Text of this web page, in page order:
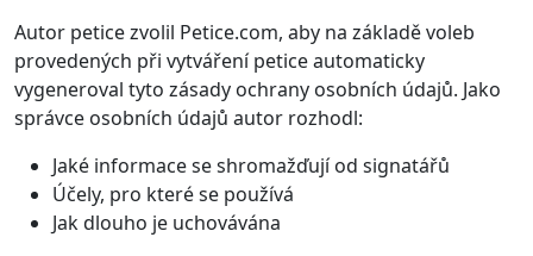
Autor petice zvolil Petice.com, aby na základě voleb
provedených při vytváření petice automaticky
vygeneroval tyto zásady ochrany osobních údajů. Jako
správce osobních údajů autor rozhodl:
Jaké informace se shromažďují od signatářů
Účely, pro které se používá
Jak dlouho je uchovávána